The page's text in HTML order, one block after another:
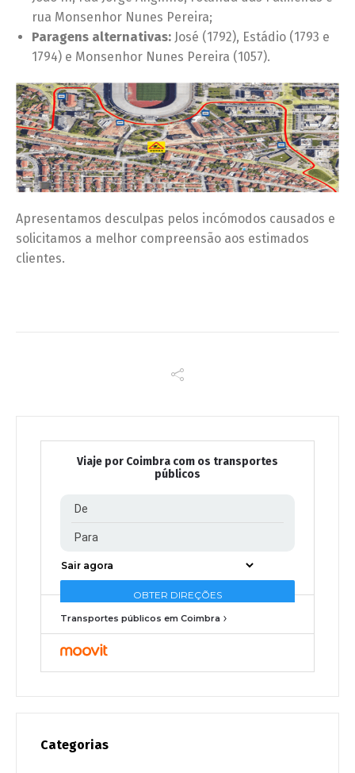
rua Monsenhor Nunes Pereira;
Paragens alternativas: José (1792), Estádio (1793 e
1794) e Monsenhor Nunes Pereira (1057).
Apresentamos desculpas pelos incómodos causados e
solicitamos a melhor compreensão aos estimados
clientes.
Viaje por Coimbra com os transportes
públicos
Transportes públicos em Coimbra
Categorias